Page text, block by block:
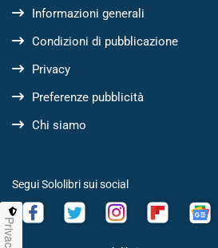
Informazioni generali
Condizioni di pubblicazione
Privacy
Preferenze pubblicità
Chi siamo
Segui Sololibri sui social
Privacy